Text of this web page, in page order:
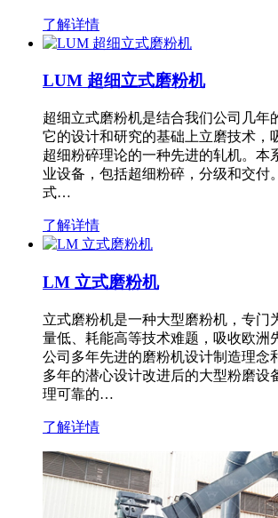
了解详情
LUM 超细立式磨粉机
超细立式磨粉机是结合我们公司几年
它的设计和研究的基础上立磨技术，
超细粉碎理论的一种先进的轧机。本
业设备，包括超细粉碎，分级和交付
式…
了解详情
LM 立式磨粉机
立式磨粉机是一种大型磨粉机，专门
量低、耗能高等技术难题，吸收欧洲
公司多年先进的磨粉机设计制造理念
多年的潜心设计改进后的大型粉磨设
理可靠的…
了解详情